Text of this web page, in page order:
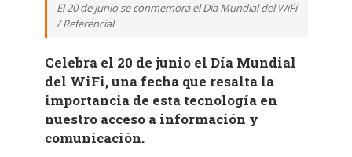
El 20 de junio se conmemora el Día Mundial del WiFi
/ Referencial
Celebra el 20 de junio el Día Mundial
del WiFi, una fecha que resalta la
importancia de esta tecnología en
nuestro acceso a información y
comunicación.